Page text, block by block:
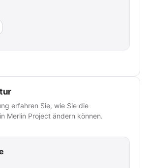
erfahren Sie, wie Sie die
Merlin Project ändern können.